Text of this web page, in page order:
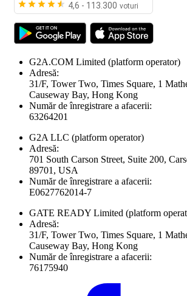
4,6 - 113.300 voturi
G2A.COM Limited (platform operator)
Adresă:
31/F, Tower Two, Times Square, 1
Causeway Bay, Hong Kong
Număr de înregistrare a afacerii:
63264201
G2A LLC (platform operator)
Adresă:
701 South Carson Street, Suite 200,
89701, USA
Număr de înregistrare a afacerii:
E0627762014-7
GATE READY Limited (platform
Adresă:
31/F, Tower Two, Times Square, 1
Causeway Bay, Hong Kong
Număr de înregistrare a afacerii:
76175940